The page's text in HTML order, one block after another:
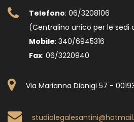
Telefono: 06/3208106
(Centralino unico per le sedi
Mobile: 340/6945316
Fax: 06/3220940
Via Marianna Dionigi 57 -